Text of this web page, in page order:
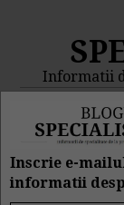
Informatii
Inscrie e-
informatii